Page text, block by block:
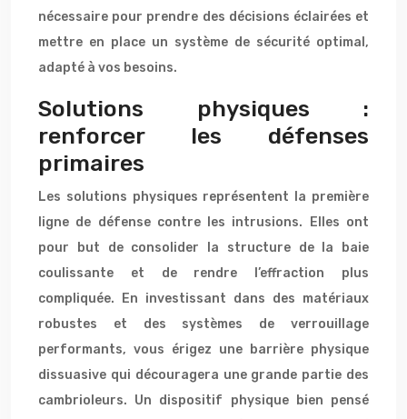
nécessaire pour prendre des décisions éclairées et
mettre en place un système de sécurité optimal,
adapté à vos besoins.
Solutions physiques :
renforcer les défenses
primaires
Les solutions physiques représentent la première
ligne de défense contre les intrusions. Elles ont
pour but de consolider la structure de la baie
coulissante et de rendre l’effraction plus
compliquée. En investissant dans des matériaux
robustes et des systèmes de verrouillage
performants, vous érigez une barrière physique
dissuasive qui découragera une grande partie des
cambrioleurs. Un dispositif physique bien pensé